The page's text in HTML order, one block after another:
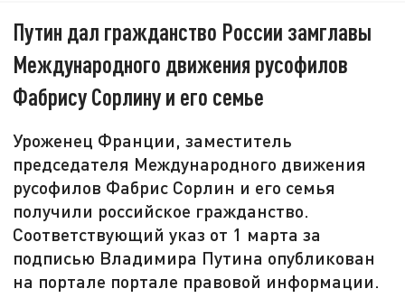
Путин дал гражданство России замглавы
Международного движения русофилов
Фабрису Сорлину и его семье
Уроженец Франции, заместитель
председателя Международного движения
русофилов Фабрис Сорлин и его семья
получили российское гражданство.
Соответствующий указ от 1 марта за
подписью Владимира Путина опубликован
на портале портале правовой информации.